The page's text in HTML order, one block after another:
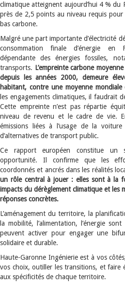
climatique atteignent aujourd’hui 4 % du
près de 2,5 points au niveau requis
bas carbone.
Malgré une part importante d’électricité
consommation finale d’énergie en
dépendante des énergies fossiles,
transports. L’empreinte carbone
depuis les années 2000, demeure
habitant, contre une moyenne
les engagements climatiques, il faudrait
Cette empreinte n’est pas répartie
niveau de revenu et le cadre de vie.
émissions liées à l’usage de la
d’alternatives de transport public.
Ce rapport européen constitue un
opportunité. Il confirme que les
coordonnés et ancrés dans les réalités
un rôle central à jouer : elles sont à la
impacts du dérèglement climatique et les
réponses concrètes.
L’aménagement du territoire, la
la mobilité, l’alimentation, l’énergie
peuvent activer pour engager une
solidaire et durable.
Haute-Garonne Ingénierie est à vos
vos choix, outiller les transitions, et faire
aux spécificités de chaque territoire.